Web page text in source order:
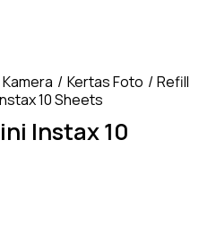
Kertas Foto
Refill
10 Sheets
Instax 10